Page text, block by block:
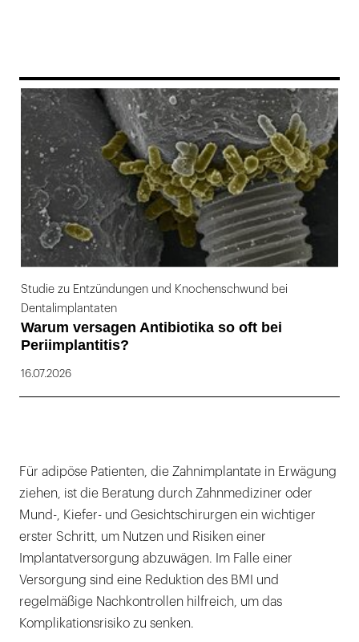
169
Studie zu Entzündungen und Knochenschwund bei
Dentalimplantaten
Warum versagen Antibiotika so oft bei
Periimplantitis?
16.07.2026
Für adipöse Patienten, die Zahnimplantate in Erwägung
ziehen, ist die Beratung durch Zahnmediziner oder
Mund-, Kiefer- und Gesichtschirurgen ein wichtiger
erster Schritt, um Nutzen und Risiken einer
Implantatversorgung abzuwägen. Im Falle einer
Versorgung sind eine Reduktion des BMI und
regelmäßige Nachkontrollen hilfreich, um das
Komplikationsrisiko zu senken.